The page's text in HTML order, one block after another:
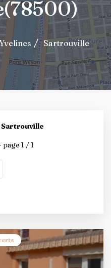
Sartrouville
Sartrouville
1 / 1